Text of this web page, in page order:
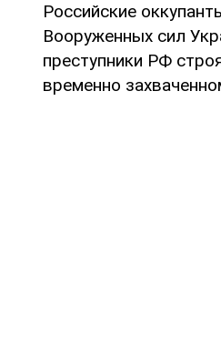
Российские
Вооруженных сил
преступники РФ
временно